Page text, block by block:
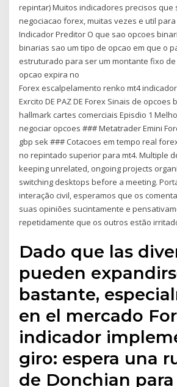
repintar) Muitos indicadores precisos
negociacao forex, muitas vezes e util
Indicador Preditor O que sao opcoes
binarias sao um tipo de opcao em que o
estruturado para ser um montante fixo
opcao expira no
Forex escalpelamento renko mt4
Exrcito DE PAZ DE Forex Sinais de opcoes
hallmark cartes comerciais Episdio 1
negociar opcoes ### Metatrader Emini
gbp sek ### Cotacoes em tempo real
no repintado superior para mt4. Multiple
keeping unrelated, ongoing projects
switching desktops before a meeting.
interação civil, esperamos que os
suas opiniões sucintamente e
repetidamente que os outros estão
Dado que las
pueden
bastante,
en el mercado
indicador
giro: espera una
de Donchian para